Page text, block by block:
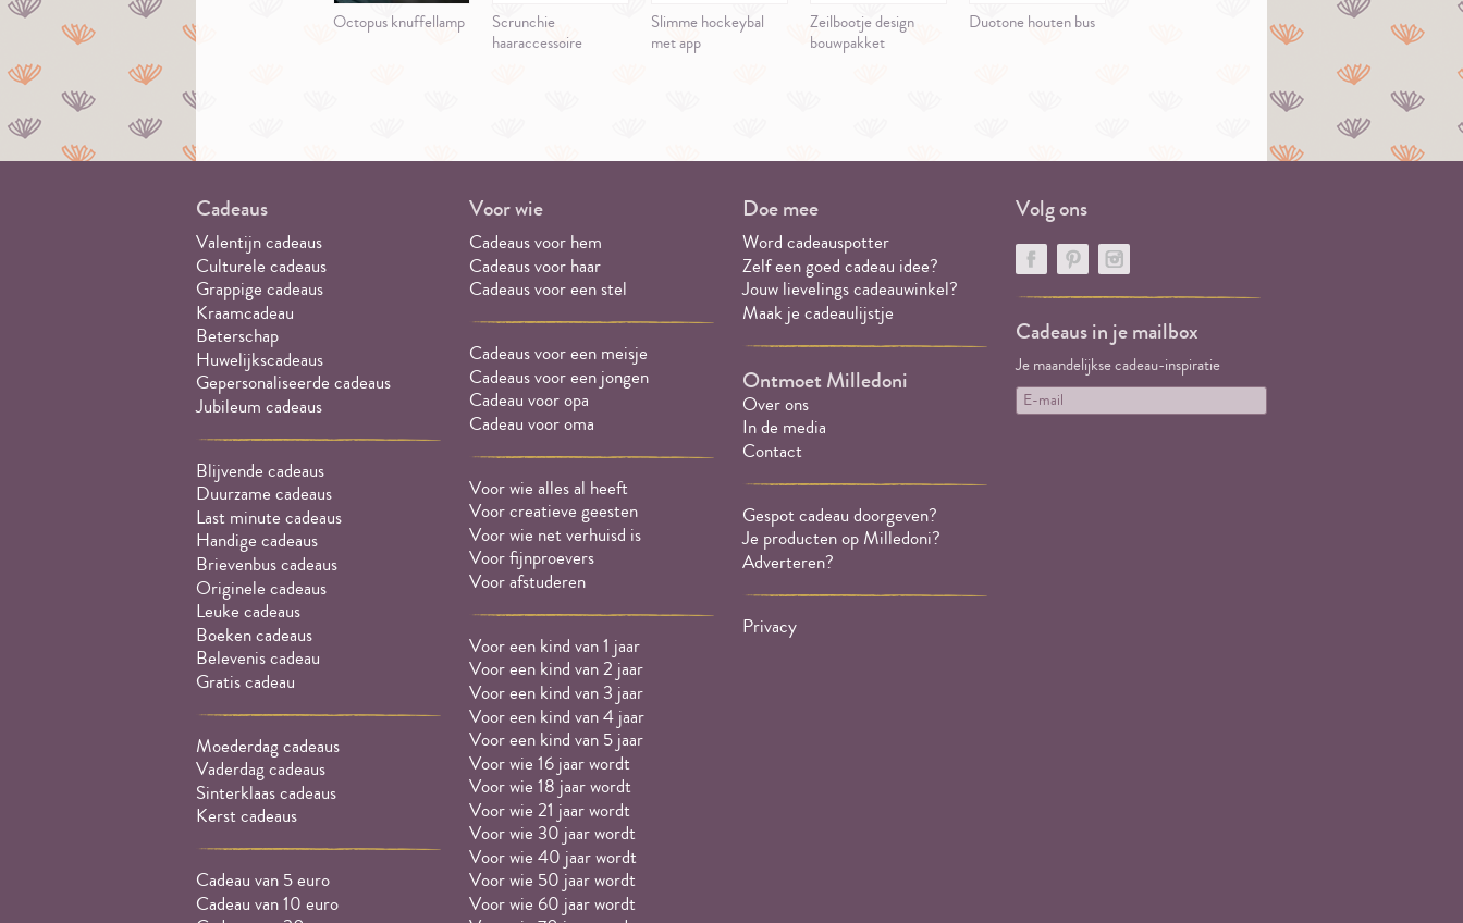
Octopus knuffellamp
Scrunchie
haaraccessoire
Slimme hockeybal
met app
Zeilbootje design
bouwpakket
Duotone houten bus
Cadeaus
Valentijn cadeaus
Culturele cadeaus
Grappige cadeaus
Kraamcadeau
Beterschap
Huwelijkscadeaus
Gepersonaliseerde cadeaus
Jubileum cadeaus
Blijvende cadeaus
Duurzame cadeaus
Last minute cadeaus
Handige cadeaus
Brievenbus cadeaus
Originele cadeaus
Leuke cadeaus
Boeken cadeaus
Belevenis cadeau
Gratis cadeau
Moederdag cadeaus
Vaderdag cadeaus
Sinterklaas cadeaus
Kerst cadeaus
Cadeau van 5 euro
Cadeau van 10 euro
Voor wie
Cadeaus voor hem
Cadeaus voor haar
Cadeaus voor een stel
Cadeaus voor een meisje
Cadeaus voor een jongen
Cadeau voor opa
Cadeau voor oma
Voor wie alles al heeft
Voor creatieve geesten
Voor wie net verhuisd is
Voor fijnproevers
Voor afstuderen
Voor een kind van 1 jaar
Voor een kind van 2 jaar
Voor een kind van 3 jaar
Voor een kind van 4 jaar
Voor een kind van 5 jaar
Voor wie 16 jaar wordt
Voor wie 18 jaar wordt
Voor wie 21 jaar wordt
Voor wie 30 jaar wordt
Voor wie 40 jaar wordt
Voor wie 50 jaar wordt
Voor wie 60 jaar wordt
Doe mee
Word cadeauspotter
Zelf een goed cadeau idee?
Jouw lievelings cadeauwinkel?
Maak je cadeaulijstje
Ontmoet Milledoni
Over ons
In de media
Contact
Gespot cadeau doorgeven?
Je producten op Milledoni?
Adverteren?
Privacy
Volg ons
Cadeaus in je mailbox
Je maandelijkse cadeau-inspiratie